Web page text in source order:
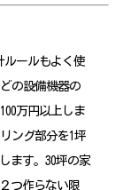
ールもよく使
の設備機器の
万円以上しま
ング部分を1坪
ます。30坪の家
つ作らない限